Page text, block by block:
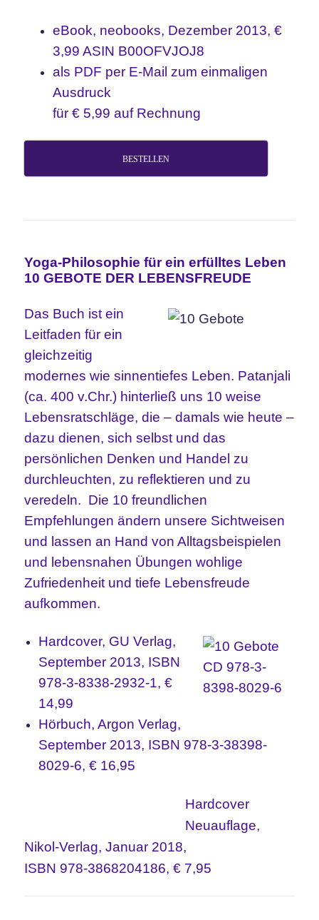
eBook, neobooks, Dezember 2013, €
3,99 ASIN B00OFVJOJ8
als PDF per E-Mail zum einmaligen
Ausdruck
für € 5,99 auf Rechnung
BESTELLEN
Yoga-Philosophie für ein erfülltes Leben
10 GEBOTE DER LEBENSFREUDE
Das Buch ist ein
Leitfaden für ein
gleichzeitig
modernes wie sinnentiefes Leben. Patanjali
(ca. 400 v.Chr.) hinterließ uns 10 weise
Lebensratschläge, die – damals wie heute –
dazu dienen, sich selbst und das
persönlichen Denken und Handel zu
durchleuchten, zu reflektieren und zu
veredeln. Die 10 freundlichen
Empfehlungen ändern unsere Sichtweisen
und lassen an Hand von Alltagsbeispielen
und lebensnahen Übungen wohlige
Zufriedenheit und tiefe Lebensfreude
aufkommen.
Hardcover, GU Verlag,
September 2013, ISBN
978-3-8338-2932-1, €
14,99
Hörbuch, Argon Verlag,
September 2013, ISBN 978-3-38398-
8029-6, € 16,95
Hardcover
Neuauflage,
Nikol-Verlag, Januar 2018,
ISBN 978-3868204186, € 7,95